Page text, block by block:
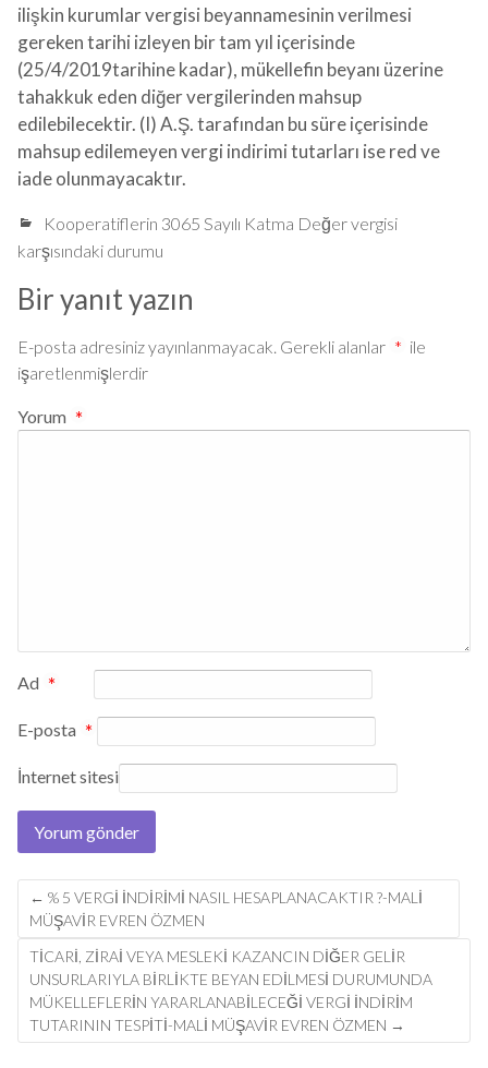
ilişkin kurumlar vergisi beyannamesinin verilmesi
gereken tarihi izleyen bir tam yıl içerisinde
(25/4/2019tarihine kadar), mükellefin beyanı üzerine
tahakkuk eden diğer vergilerinden mahsup
edilebilecektir. (I) A.Ş. tarafından bu süre içerisinde
mahsup edilemeyen vergi indirimi tutarları ise red ve
iade olunmayacaktır.
Kooperatiflerin 3065 Sayılı Katma Değer vergisi
karşısındaki durumu
Bir yanıt yazın
E-posta adresiniz yayınlanmayacak. Gerekli alanlar * ile
işaretlenmişlerdir
Yorum *
Ad *
E-posta *
İnternet sitesi
Post
navigation
← % 5 VERGI INDIRIMI NASIL HESAPLANACAKTIR ?-MALI
MÜŞAVIR EVREN ÖZMEN
TICARI, ZIRAI VEYA MESLEKI KAZANCIN DIĞER GELIR
UNSURLARIYLA BIRLIKTE BEYAN EDILMESI DURUMUNDA
MÜKELLEFLERIN YARARLANABILECEĞI VERGI INDIRIM
TUTARININ TESPITI-MALİ MÜŞAVİR EVREN ÖZMEN →